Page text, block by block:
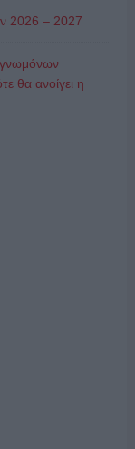
2026 – 2027
θα ανοίγει η